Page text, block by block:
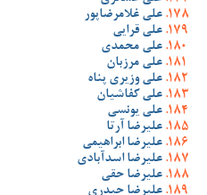
علی غلامرضاپور
علی قرایی
علی محمدی
علی مرزبان
علی وزیری پناه
علی کفاشیان
علی یونسی
علیرضا آرتا
علیرضا ابراهیمی
علیرضا اسدآبادی
علیرضا حقی
علیرضا حیدری